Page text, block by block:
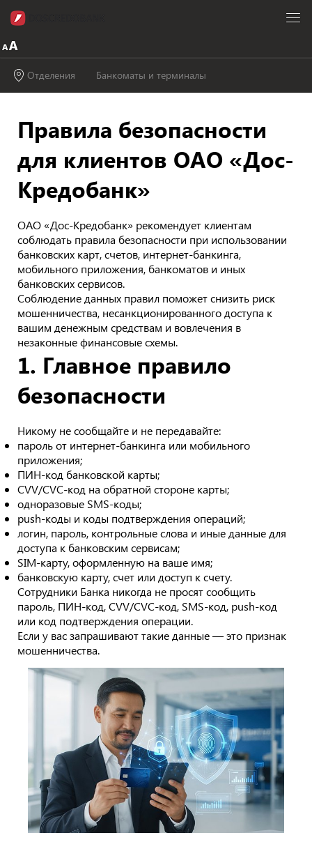
Отделения Банкоматы и терминалы
Правила безопасности
для клиентов ОАО «Дос-
Кредобанк»
ОАО «Дос-Кредобанк» рекомендует клиентам
соблюдать правила безопасности при использовании
банковских карт, счетов, интернет-банкинга,
мобильного приложения, банкоматов и иных
банковских сервисов.
Соблюдение данных правил поможет снизить риск
мошенничества, несанкционированного доступа к
вашим денежным средствам и вовлечения в
незаконные финансовые схемы.
1. Главное правило
безопасности
Никому не сообщайте и не передавайте:
пароль от интернет-банкинга или мобильного
приложения;
ПИН-код банковской карты;
CVV/CVC-код на обратной стороне карты;
одноразовые SMS-коды;
push-коды и коды подтверждения операций;
логин, пароль, контрольные слова и иные данные для
доступа к банковским сервисам;
SIM-карту, оформленную на ваше имя;
банковскую карту, счет или доступ к счету.
Сотрудники Банка никогда не просят сообщить
пароль, ПИН-код, CVV/CVC-код, SMS-код, push-код
или код подтверждения операции.
Если у вас запрашивают такие данные — это признак
мошенничества.